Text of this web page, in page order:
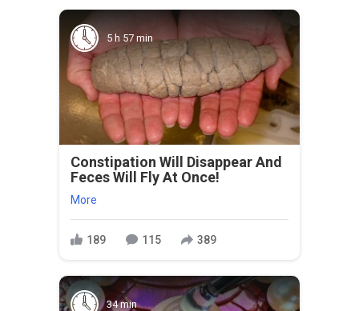
5 h 57 min
Constipation Will Disappear And
Feces Will Fly At Once!
More
189 115 389
34 min